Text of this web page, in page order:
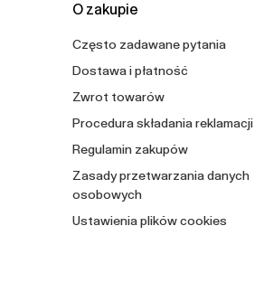
O zakupie
Często zadawane pytania
Dostawa i płatność
Zwrot towarów
Procedura składania reklamacji
Regulamin zakupów
Zasady przetwarzania danych
osobowych
Ustawienia plików cookies